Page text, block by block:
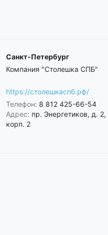
Санкт-Петербург
Компания "Столешка СПБ"
https://столешкаспб.рф/
Телефон: 8 812 425-66-54
Адрес: пр. Энергетиков, д. 2,
корп. 2